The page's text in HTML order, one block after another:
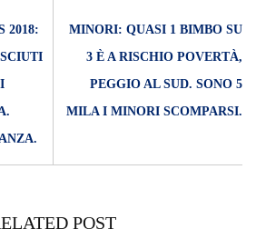
2018:
MINORI: QUASI 1 BIMBO SU
3 È A RISCHIO POVERTÀ,
PEGGIO AL SUD. SONO 5
MILA I MINORI SCOMPARSI.
POST